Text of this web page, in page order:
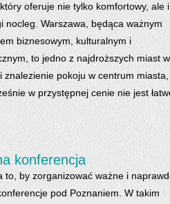
oferuje nie tylko komfortowy, ale i
nocleg. Warszawa, będąca ważnym
biznesowym, kulturalnym i
to jedno z najdroższych miast w
znalezienie pokoju w centrum
w przystępnej cenie nie jest
konferencja
to, by zorganizować ważne i
pod Poznaniem. W takim